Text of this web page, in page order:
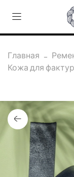
Главная
Кожа для